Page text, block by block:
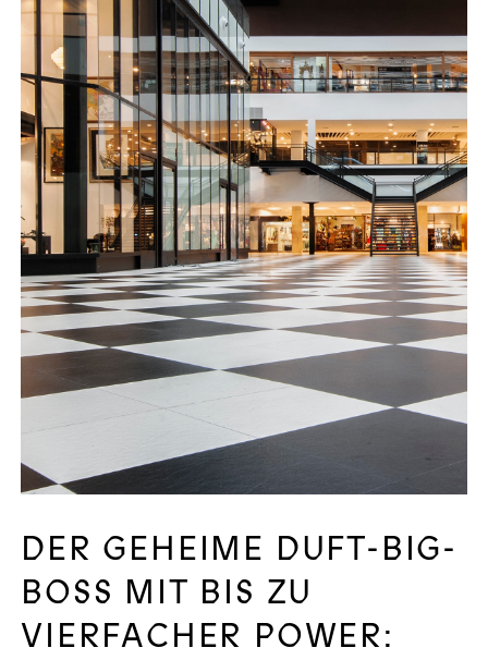
DER GEHEIME DUFT-BIG-
BOSS MIT BIS ZU
VIERFACHER POWER: